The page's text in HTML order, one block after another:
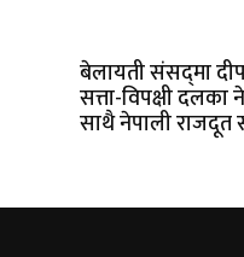
बेलायती संसद्‌मा
सत्ता-विपक्षी दलका
साथै नेपाली राजदूत